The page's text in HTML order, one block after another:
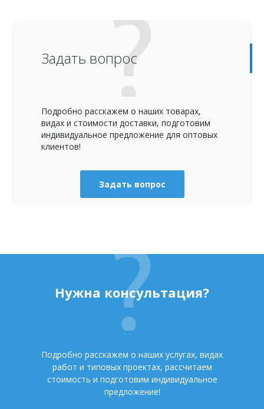
Задать вопрос
Подробно расскажем о наших товарах,
видах и стоимости доставки, подготовим
индивидуальное предложение для оптовых
клиентов!
Задать вопрос
Нужна консультация?
Подробно расскажем о наших услугах, видах
работ и типовых проектах, рассчитаем
стоимость и подготовим индивидуальное
предложение!